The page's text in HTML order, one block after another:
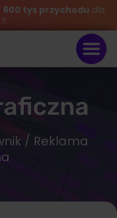
600 tys przychodu dla
/ Reklama